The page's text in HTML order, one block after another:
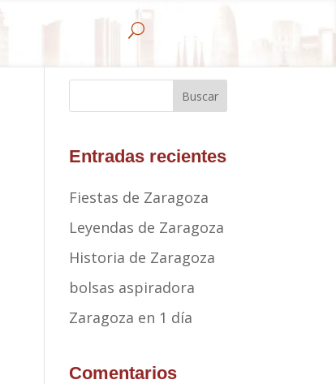
U
Buscar
Entradas recientes
Fiestas de Zaragoza
Leyendas de Zaragoza
Historia de Zaragoza
bolsas aspiradora
Zaragoza en 1 día
Comentarios